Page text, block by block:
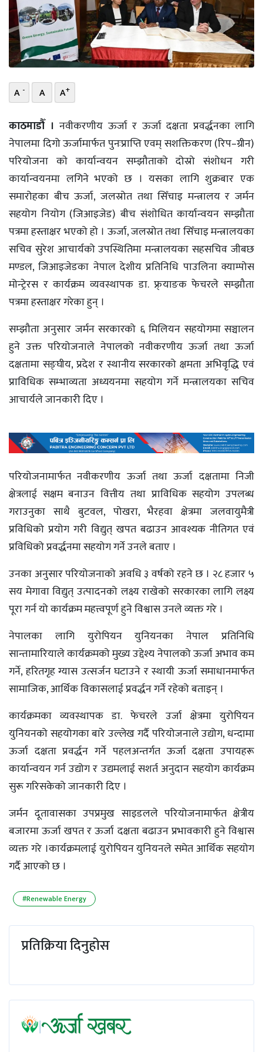
भिडियो
छापा
खोज
प्रोफाइल
ऊर्जा
विशेष
A - A A+
काठमाडौँ । नवीकरणीय ऊर्जा र ऊर्जा दक्षता प्रवर्द्धनका लागि
नेपालमा दिगो ऊर्जामार्फत पुनःप्राप्ति एवम् सशक्तिकरण (रिप–ग्रीन)
परियोजना काे कार्यान्वयन सम्झौताको दोस्रो संशोधन गरी
कार्यान्वयनमा लगिने भएको छ । यसका लागि शुक्रबार एक
समारोहका बीच ऊर्जा, जलस्रोत तथा सिँचाइ मन्त्रालय र जर्मन
सहयोग नियोग (जिआइजेड) बीच संशाेधित कार्यान्वयन सम्झौता
पत्रमा हस्ताक्षर भएको हो । ऊर्जा, जलस्रोत तथा सिँचाइ मन्त्रालयका
सचिव सुरेश आचार्यको उपस्थितिमा मन्त्रालयका सहसचिव जीबछ
मण्डल, जिआइजेडका नेपाल देशीय प्रतिनिधि पाउलिना क्याम्पोस
मोन्ट्रेरस र कार्यक्रम व्यवस्थापक डा. फ्र्याङक फेचरले सम्झौता
पत्रमा हस्ताक्षर गरेका हुन् ।
सम्झौता अनुसार जर्मन सरकारको ६ मिलियन सहयोगमा सञ्चालन
हुने उक्त परियोजनाले नेपालको नवीकरणीय ऊर्जा तथा ऊर्जा
दक्षतामा सङ्घीय, प्रदेश र स्थानीय सरकारको क्षमता अभिवृद्धि एवं
प्राविधिक सम्भाव्यता अध्ययनमा सहयोग गर्ने मन्त्रालयका सचिव
आचार्यले जानकारी दिए ।
परियोजनामार्फत नवीकरणीय ऊर्जा तथा ऊर्जा दक्षतामा निजी
क्षेत्रलाई सक्षम बनाउन वित्तीय तथा प्राविधिक सहयोग उपलब्ध
गराउनुका साथै बुटवल, पोखरा, भैरहवा क्षेत्रमा जलवायुमैत्री
प्रविधिको प्रयोग गरी विद्युत् खपत बढाउन आवश्यक नीतिगत एवं
प्रविधिको प्रवर्द्धनमा सहयोग गर्ने उनले बताए ।
उनका अनुसार परियोजनाको अवधि ३ वर्षको रहने छ । २८ हजार ५
सय मेगावा विद्युत् उत्पादनको लक्ष्य राखेको सरकारका लागि लक्ष्य
पूरा गर्न यो कार्यक्रम महत्त्वपूर्ण हुने विश्वास उनले व्यक्त गरे ।
नेपालका लागि युरोपियन युनियनका नेपाल प्रतिनिधि
सान्तामारियाले कार्यक्रमको मुख्य उद्देश्य नेपालको ऊर्जा अभाव कम
गर्ने, हरितगृह ग्यास उत्सर्जन घटाउने र स्थायी ऊर्जा समाधानमार्फत
सामाजिक, आर्थिक विकासलाई प्रवर्द्धन गर्ने रहेको बताइन् ।
कार्यक्रमका व्यवस्थापक डा. फेचरले उर्जा क्षेत्रमा युरोपियन
युनियनको सहयोगका बारे उल्लेख गर्दै परियोजनाले उद्योग, धन्दामा
ऊर्जा दक्षता प्रवर्द्धन गर्ने पहलअन्तर्गत ऊर्जा दक्षता उपायहरू
कार्यान्वयन गर्न उद्योग र उद्यमलाई सशर्त अनुदान सहयोग कार्यक्रम
सुरू गरिसकेको जानकारी दिए ।
जर्मन दूतावासका उपप्रमुख साइडलले परियोजनामार्फत क्षेत्रीय
बजारमा ऊर्जा खपत र ऊर्जा दक्षता बढाउन प्रभावकारी हुने विश्वास
व्यक्त गरे ।कार्यक्रमलाई युरोपियन युनियनले समेत आर्थिक सहयोग
गर्दै आएको छ ।
#Renewable Energy
प्रतिक्रिया दिनुहोस